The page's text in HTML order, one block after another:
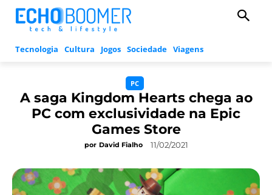
Tecnologia Cultura Jogos Sociedade Viagens
PC
A saga Kingdom Hearts chega ao
PC com exclusividade na Epic
Games Store
por David Fialho 11/02/2021